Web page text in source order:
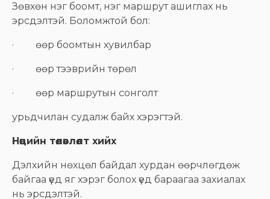
Зөвхөн нэг боомт, нэг маршрут ашиглах нь
эрсдэлтэй. Боломжтой бол:
· өөр боомтын хувилбар
· өөр тээврийн төрөл
· өөр маршрутын сонголт
урьдчилан судалж байх хэрэгтэй.
Нөөцийн төлөвлөлт хийх
Дэлхийн нөхцөл байдал хурдан өөрчлөгдөж
байгаа үед яг хэрэг болох үед бараагаа захиалах
нь эрсдэлтэй.